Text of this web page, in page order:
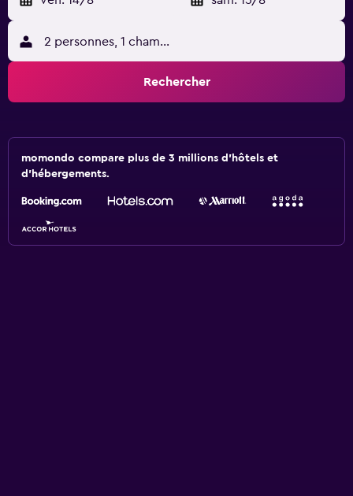
2 personnes, 1 chambre
Rechercher
momondo compare plus de 3 millions d'hôtels et
d'hébergements.